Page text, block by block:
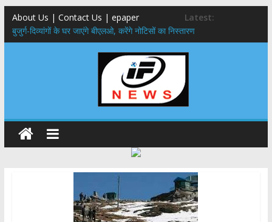
About Us | Contact Us | epaper
Latest:
बुजुर्ग-दिव्यांगों के घर जाएंगे बीएलओ, करेंगे नोटिसों का निस्तारण
24×7 अलर्ट मोड में रहें अधिकारी-मुख्य सचिव मानसून-एसईओसी से मुख्य सचिव ने
की विस्तृत समीक्षा कहा-बंद सड़कों को शीघ्र खोला जाए, लोगों को न हो दिक्कत
459 करोड़ से एचएनबी गढ़वाल विश्वविद्यालय में अनुसंधान संरचना होगी सुदृढ,उच्च
शिक्षा मंत्री धन सिंह रावत ने नवनियुक्त केन्द्रीय शिक्षा मंत्री से की मुलाकात
मुख्यमंत्री से महानिदेशक एनसीसी ने की शिष्टाचार भेंट,उत्तराखण्ड में एनसीसी के
विस्तार एवं आधुनिक आधारभूत संरचना के विकास पर हुई महत्वपूर्ण चर्चा
एमडीडीए बोर्ड बैठक, देहरादून और मसूरी के विकास के लिए 25 बड़े प्रस्तावों को मिली
हरी झंडी